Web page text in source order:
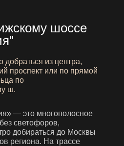
шоссе
из центра,
проспект или по прямой
по
ш.
— это многополосное
светофоров,
добираться до Москвы
региона. На трассе